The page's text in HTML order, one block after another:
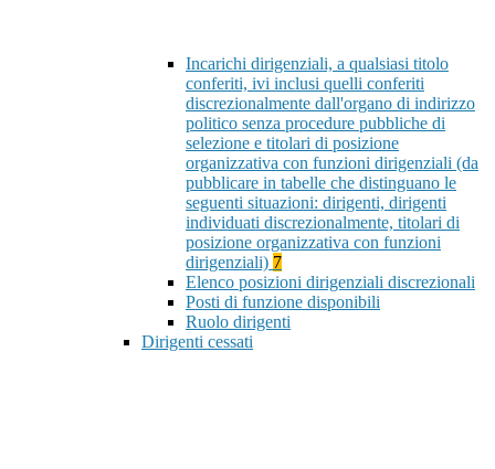
Incarichi dirigenziali, a qualsiasi titolo
conferiti, ivi inclusi quelli conferiti
discrezionalmente dall'organo di indirizzo
politico senza procedure pubbliche di
selezione e titolari di posizione
organizzativa con funzioni dirigenziali (da
pubblicare in tabelle che distinguano le
seguenti situazioni: dirigenti, dirigenti
individuati discrezionalmente, titolari di
posizione organizzativa con funzioni
dirigenziali) 7
Elenco posizioni dirigenziali discrezionali
Posti di funzione disponibili
Ruolo dirigenti
Dirigenti cessati